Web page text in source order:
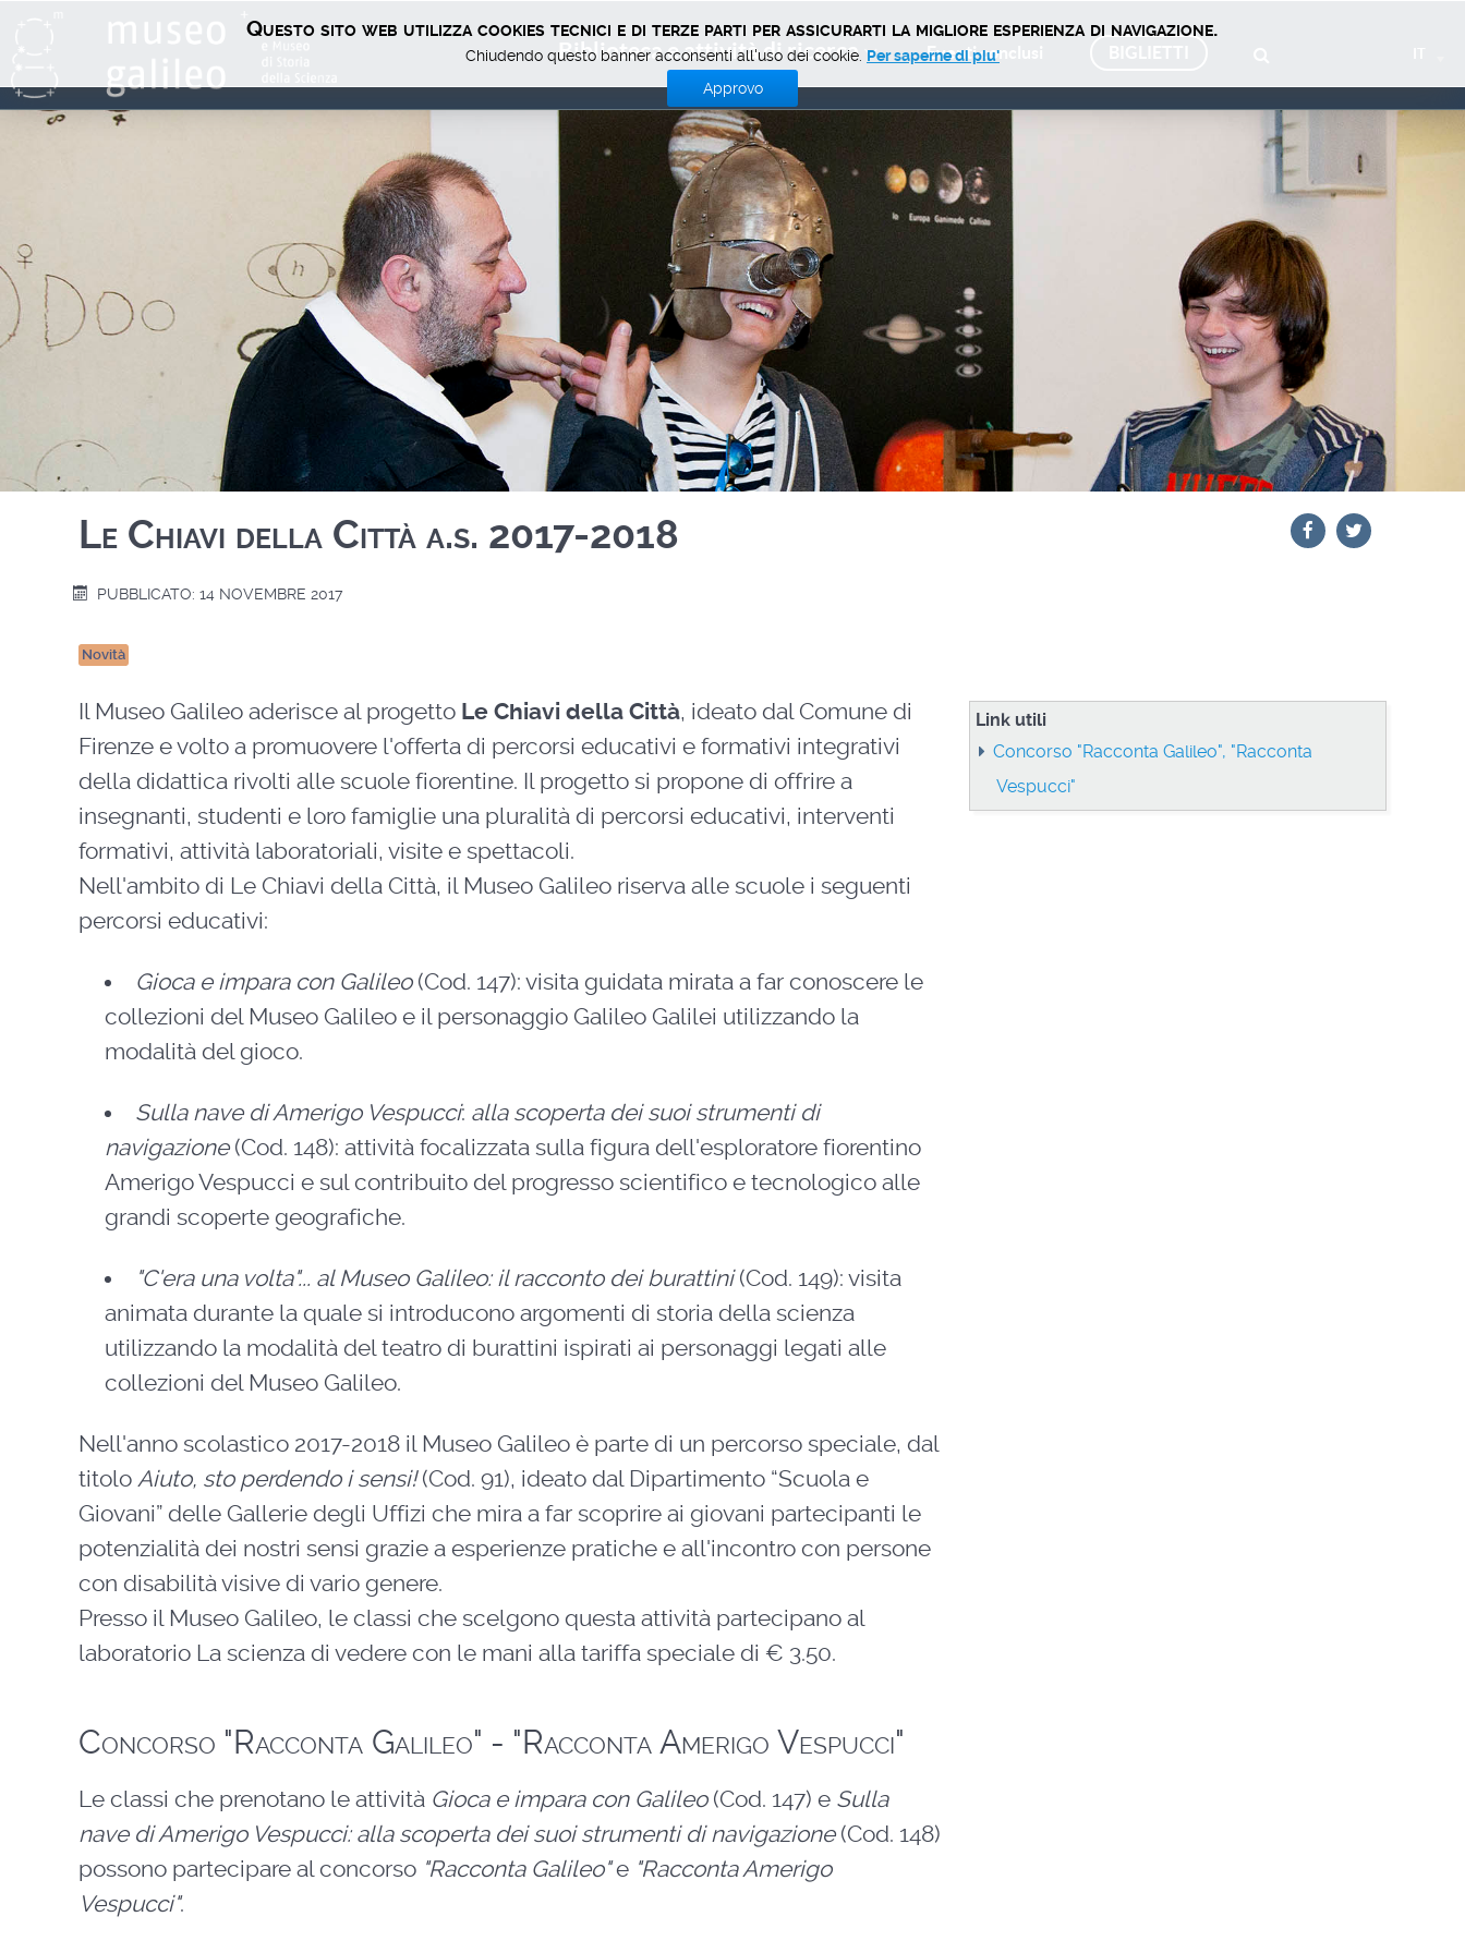
Biblioteca e attività di ricerca Eventi conclusi
Le Chiavi della Città a.s. 2017-2018
PUBBLICATO: 14 NOVEMBRE 2017
Novità
Il Museo Galileo aderisce al progetto Le Chiavi della Città, ideato dal Comune di
Firenze e volto a promuovere l'offerta di percorsi educativi e formativi integrativi
della didattica rivolti alle scuole fiorentine. Il progetto si propone di offrire a
insegnanti, studenti e loro famiglie una pluralità di percorsi educativi, interventi
formativi, attività laboratoriali, visite e spettacoli.
Nell'ambito di Le Chiavi della Città, il Museo Galileo riserva alle scuole i seguenti
percorsi educativi:
Gioca e impara con Galileo(Cod. 147): visita guidata mirata a far conoscere le
collezioni del Museo Galileo e il personaggio Galileo Galilei utilizzando la
modalità del gioco.
Sulla nave di Amerigo Vespucci: alla scoperta dei suoi strumenti di
navigazione (Cod. 148): attività focalizzata sulla figura dell'esploratore fiorentino
Amerigo Vespucci e sul contribuito del progresso scientifico e tecnologico alle
grandi scoperte geografiche.
"C'era una volta"... al Museo Galileo: il racconto dei burattini(Cod. 149): visita
animata durante la quale si introducono argomenti di storia della scienza
utilizzando la modalità del teatro di burattini ispirati ai personaggi legati alle
collezioni del Museo Galileo.
Nell'anno scolastico 2017-2018 il Museo Galileo è parte di un percorso speciale, dal
titoloAiuto, sto perdendo i sensi!(Cod. 91), ideato dal Dipartimento “Scuola e
Giovani” delle Gallerie degli Uffizi che mira a far scoprire ai giovani partecipanti le
potenzialità dei nostri sensi grazie a esperienze pratiche e all'incontro con persone
con disabilità visive di vario genere.
Presso il Museo Galileo, le classi che scelgono questa attività partecipano al
laboratorio La scienza di vedere con le mani alla tariffa speciale di € 3.50.
Concorso "Racconta Galileo" - "Racconta Amerigo Vespucci"
Le classi che prenotano le attività Gioca e impara con Galileo(Cod. 147) e Sulla
nave di Amerigo Vespucci: alla scoperta dei suoi strumenti di navigazione(Cod. 148)
possono partecipare al concorso "Racconta Galileo"e "Racconta Amerigo
Vespucci".
Link utili
Concorso "Racconta Galileo", "Racconta
Vespucci"
Questo sito web utilizza cookies tecnici e di terze parti per assicurarti la migliore esperienza di navigazione.
Chiudendo questo banner acconsenti all'uso dei cookie. Per saperne di piu'
Approvo